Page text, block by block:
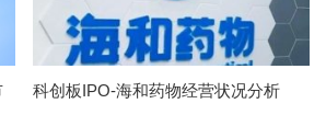
科创板IPO-海和药物经营状况分析